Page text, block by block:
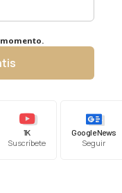
1K
Suscríbete
Google News
Seguir